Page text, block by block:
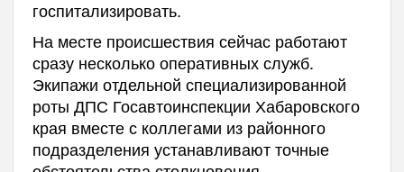
госпитализировать.
На месте происшествия сейчас работают
сразу несколько оперативных служб.
Экипажи отдельной специализированной
роты ДПС Госавтоинспекции Хабаровского
края вместе с коллегами из районного
подразделения устанавливают точные